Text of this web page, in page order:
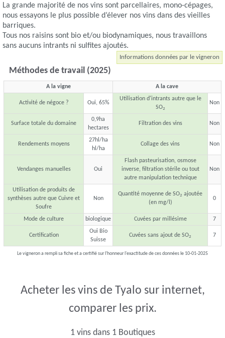
La grande majorité de nos vins sont parcellaires, mono-cépages,
nous essayons le plus possible d’élever nos vins dans des vieilles
barriques.
Tous nos raisins sont bio et/ou biodynamiques, nous travaillons
sans aucuns intrants ni sulfites ajoutés.
Informations données par le vigneron
Méthodes de travail (2025)
A la vigne A la cave
Activité de négoce ? Oui, 65%
Utilisation d'intrants autre que le
SO2
Non
Surface totale du domaine
0,9ha
hectares
Filtration des vins Non
Rendements moyens
27hl/ha
hl/ha
Collage des vins Non
Vendanges manuelles Oui
Flash pasteurisation, osmose
inverse, filtration stérile ou tout
autre manipulation technique
Non
Utilisation de produits de
synthèses autre que Cuivre et
Soufre
Non
Quantité moyenne de SO2 ajoutée
(en mg/l)
0
Mode de culture biologique Cuvées par millésime 7
Certification
Oui Bio
Suisse
Cuvées sans ajout de SO2 7
Le vigneron a rempli sa fiche et a certifié sur l'honneur l'exactitude de ces données le 10-01-2025
Acheter les vins de Tyalo sur internet,
comparer les prix.
1 vins dans 1 Boutiques